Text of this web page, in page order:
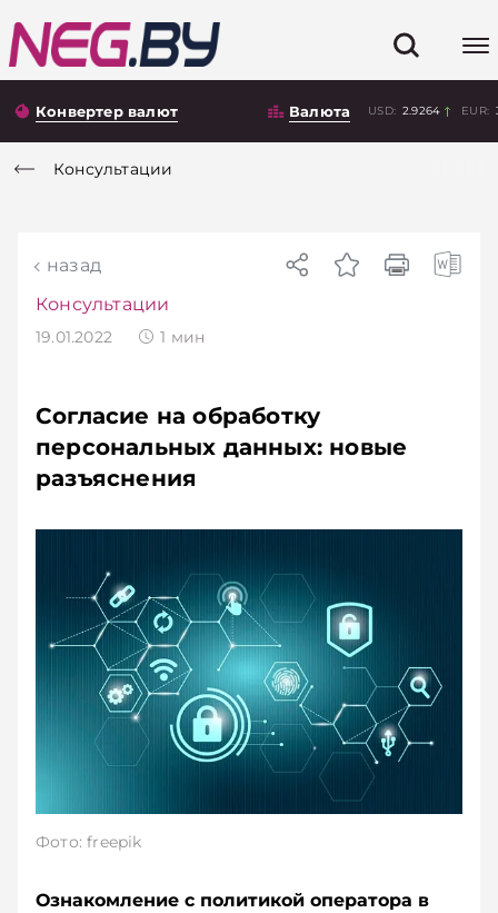
Конвертер валют Валюта USD: 2.9264 EUR:
Консультации
назад
Консультации
19.01.2022 1 мин
Согласие на обработку
персональных данных: новые
разъяснения
Фото: freepik
Ознакомление с политикой оператора в